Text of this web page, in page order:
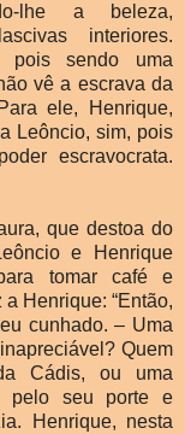
lhe a beleza,
interiores.
pois sendo uma
vê a escrava da
ele, Henrique,
Leôncio, sim, pois
escravocrata.
que destoa do
e Henrique
tomar café e
Henrique: “Então,
cunhado. – Uma
Quem
Cádis, ou uma
pelo seu porte e
Henrique, nesta